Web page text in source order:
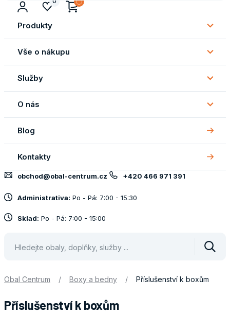
Produkty
Vše o nákupu
Služby
O nás
O
Blog
Kontakty
obchod@obal-centrum.cz +420 466 971 391
Administrativa: Po - Pá: 7:00 - 15:30
Sklad: Po - Pá: 7:00 - 15:00
Obal Centrum / Boxy a bedny / Příslušenství k boxům
Příslušenství k boxům